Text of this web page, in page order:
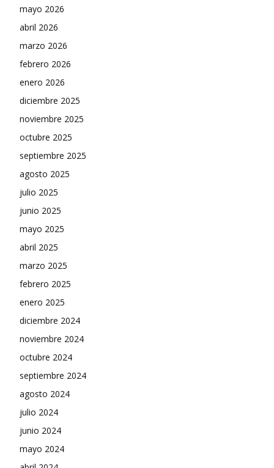
mayo 2026
abril 2026
marzo 2026
febrero 2026
enero 2026
diciembre 2025
noviembre 2025
octubre 2025
septiembre 2025
agosto 2025
julio 2025
junio 2025
mayo 2025
abril 2025
marzo 2025
febrero 2025
enero 2025
diciembre 2024
noviembre 2024
octubre 2024
septiembre 2024
agosto 2024
julio 2024
junio 2024
mayo 2024